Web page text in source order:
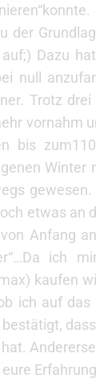
der
Dazu
null
Trotz
vornahm
bis
Winter
etwas an
Anfang
ich
kaufen
ich auf
eure